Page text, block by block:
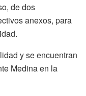
de dos
anexos, para
y se encuentran
Medina en la